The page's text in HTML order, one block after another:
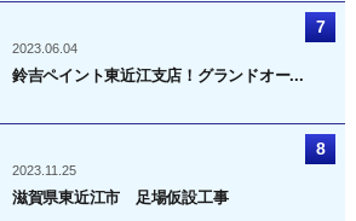
2023.06.04
鈴吉ペイント東近江支店！グランドオー...
2023.11.25
滋賀県東近江市 足場仮設工事